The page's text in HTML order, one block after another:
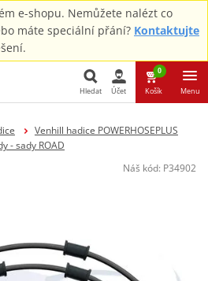
e-shopu. Nemůžete nalézt co
máte speciální přání? Kontaktujte
Hledat
Hledat Účet
0
Košík Menu
Venhill hadice POWERHOSEPLUS
- sady ROAD
Náš kód: P34902